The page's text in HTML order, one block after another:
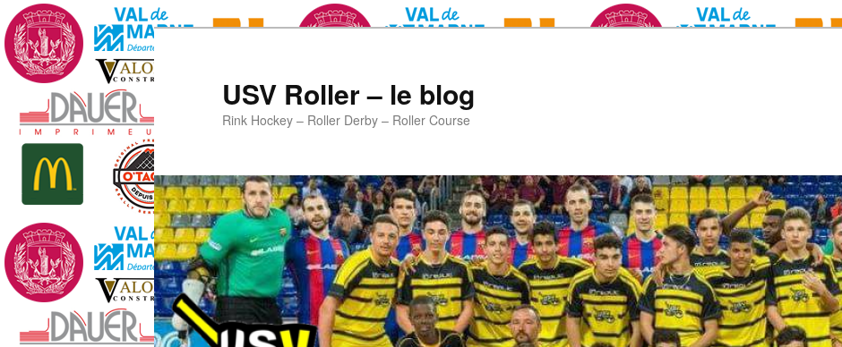
Aller
au
contenu
principal
USV Roller – le blog
Rink Hockey – Roller Derby – Roller Course